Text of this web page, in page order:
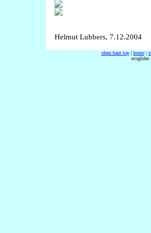
Helmut Lubbers, 7.12.2004
oben haut top| home|
ecoglobe